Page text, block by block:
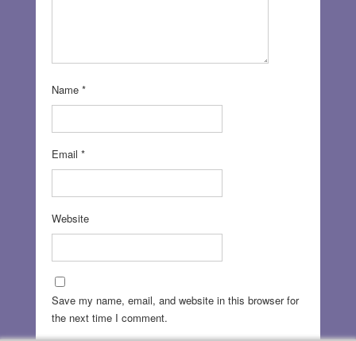
Name *
Email *
Website
Save my name, email, and website in this browser for
the next time I comment.